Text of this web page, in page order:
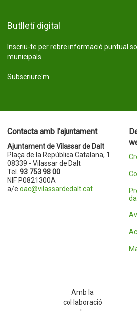
Butlletí digital
Inscriu-te per rebre informació puntual
municipals.
Subscriure'm
Contacta amb l'ajuntament
Ajuntament de Vilassar de Dalt
Plaça de la República Catalana, 1
08339 - Vilassar de Dalt
Tel. 93 753 98 00
NIF P0821300A
a/e oac@vilassardedalt.cat
Amb la
col·laboració